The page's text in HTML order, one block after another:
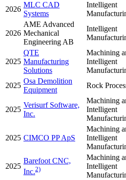
2026
MLC CAD
Systems
Intelligent
2026
AME Advanced
Mechanical
Engineering AB
Intelligent
2025
QTE
Manufacturing
Solutions
Machining
Intelligent
2025
Osa Demolition
Equipment
Rock
2025
Verisurf Software,
Inc.
Machining
Intelligent
2025 CIMCO PP ApS
Machining
Intelligent
2025
Barefoot CNC,
Inc.2)
Machining
Intelligent